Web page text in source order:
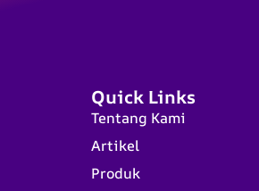
Quick Links
Tentang Kami
Artikel
Produk